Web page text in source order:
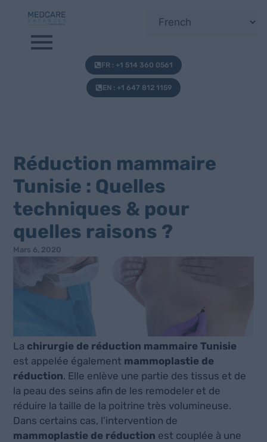
FR : +1 514 360 0561
EN : +1 647 812 1159
Réduction mammaire
Tunisie : Quelles
techniques & pour
quelles raisons ?
Mars 6, 2020
La chirurgie de réduction mammaire Tunisie
est appelée également mammoplastie de
réduction. Elle enlève une partie des tissus et de
la peau des seins afin de les remodeler et de
réduire la taille de la poitrine très volumineuse.
Dans certains cas, l’intervention de
mammoplastie de réduction est couplée à une